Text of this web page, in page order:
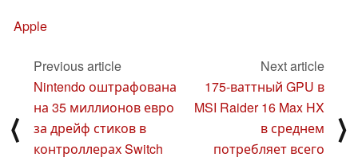
Apple
⟨
Previous article
Nintendo оштрафована
на 35 миллионов евро
за дрейф стиков в
контроллерах Switch
Next article
175-ваттный GPU в
MSI Raider 16 Max HX
в среднем
потребляет всего
⟩